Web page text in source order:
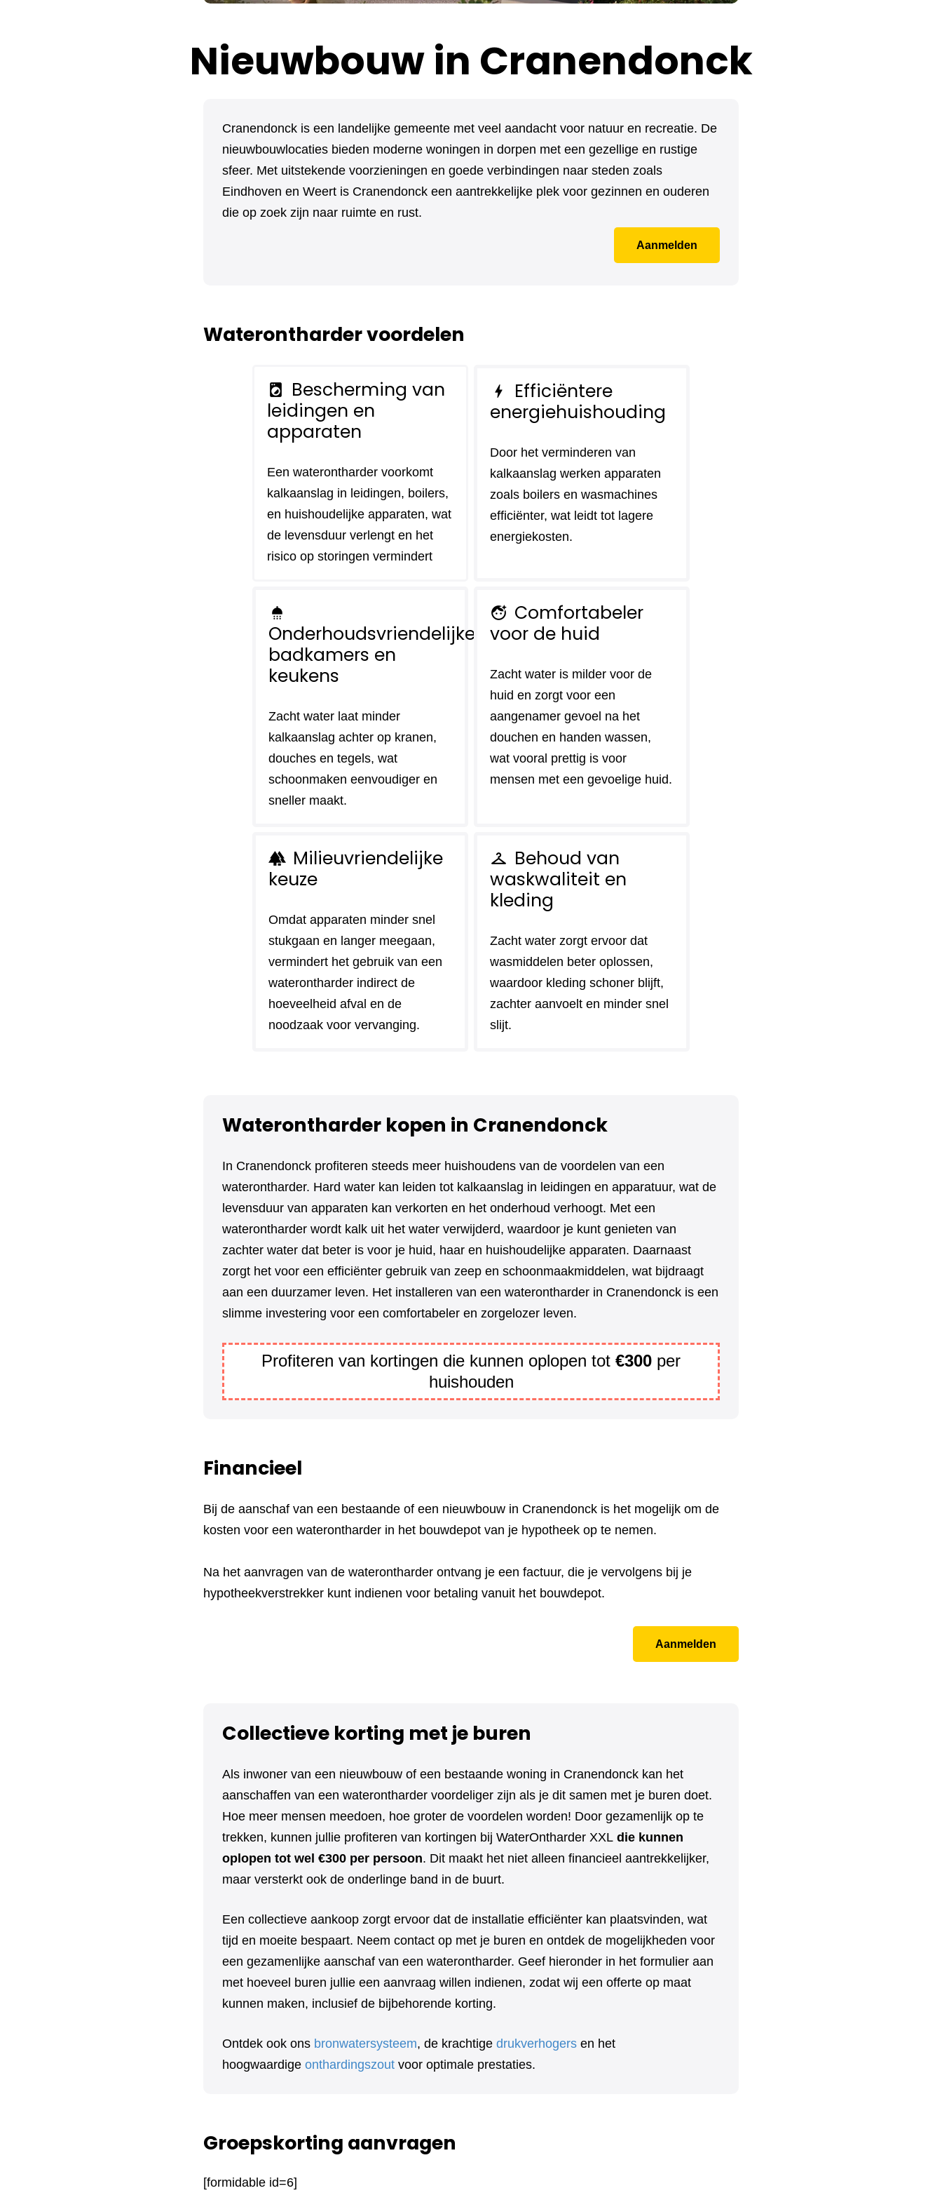
Nieuwbouw in Cranendonck
Cranendonck is een landelijke gemeente met veel aandacht voor natuur en recreatie. De
nieuwbouwlocaties bieden moderne woningen in dorpen met een gezellige en rustige
sfeer. Met uitstekende voorzieningen en goede verbindingen naar steden zoals
Eindhoven en Weert is Cranendonck een aantrekkelijke plek voor gezinnen en ouderen
die op zoek zijn naar ruimte en rust.
Aanmelden
Waterontharder voordelen
local_laundry_service
Bescherming van
leidingen en
apparaten
Een waterontharder voorkomt
kalkaanslag in leidingen, boilers,
en huishoudelijke apparaten, wat
de levensduur verlengt en het
risico op storingen vermindert
bolt
Efficiëntere
energiehuishouding
Door het verminderen van
kalkaanslag werken apparaten
zoals boilers en wasmachines
efficiënter, wat leidt tot lagere
energiekosten.
shower
Onderhoudsvriendelijke
badkamers en
keukens
Zacht water laat minder
kalkaanslag achter op kranen,
douches en tegels, wat
schoonmaken eenvoudiger en
sneller maakt.
face_retouching_natural Comfortabeler
voor de huid
Zacht water is milder voor de
huid en zorgt voor een
aangenamer gevoel na het
douchen en handen wassen,
wat vooral prettig is voor
mensen met een gevoelige huid.
forest Milieuvriendelijke
keuze
Omdat apparaten minder snel
stukgaan en langer meegaan,
vermindert het gebruik van een
waterontharder indirect de
hoeveelheid afval en de
noodzaak voor vervanging.
checkroom Behoud van
waskwaliteit en
kleding
Zacht water zorgt ervoor dat
wasmiddelen beter oplossen,
waardoor kleding schoner blijft,
zachter aanvoelt en minder snel
slijt.
Waterontharder kopen in Cranendonck
In Cranendonck profiteren steeds meer huishoudens van de voordelen van een
waterontharder. Hard water kan leiden tot kalkaanslag in leidingen en apparatuur, wat de
levensduur van apparaten kan verkorten en het onderhoud verhoogt. Met een
waterontharder wordt kalk uit het water verwijderd, waardoor je kunt genieten van
zachter water dat beter is voor je huid, haar en huishoudelijke apparaten. Daarnaast
zorgt het voor een efficiënter gebruik van zeep en schoonmaakmiddelen, wat bijdraagt
aan een duurzamer leven. Het installeren van een waterontharder in Cranendonck is een
slimme investering voor een comfortabeler en zorgelozer leven.
Profiteren van kortingen die kunnen oplopen tot €300 per
huishouden
Financieel
Bij de aanschaf van een bestaande of een nieuwbouw in Cranendonck is het mogelijk om de
kosten voor een waterontharder in het bouwdepot van je hypotheek op te nemen.
Na het aanvragen van de waterontharder ontvang je een factuur, die je vervolgens bij je
hypotheekverstrekker kunt indienen voor betaling vanuit het bouwdepot.
Aanmelden
Collectieve korting met je buren
Als inwoner van een nieuwbouw of een bestaande woning in Cranendonck kan het
aanschaffen van een waterontharder voordeliger zijn als je dit samen met je buren doet.
Hoe meer mensen meedoen, hoe groter de voordelen worden! Door gezamenlijk op te
trekken, kunnen jullie profiteren van kortingen bij WaterOntharder XXL die kunnen
oplopen tot wel €300 per persoon. Dit maakt het niet alleen financieel aantrekkelijker,
maar versterkt ook de onderlinge band in de buurt.
Een collectieve aankoop zorgt ervoor dat de installatie efficiënter kan plaatsvinden, wat
tijd en moeite bespaart. Neem contact op met je buren en ontdek de mogelijkheden voor
een gezamenlijke aanschaf van een waterontharder. Geef hieronder in het formulier aan
met hoeveel buren jullie een aanvraag willen indienen, zodat wij een offerte op maat
kunnen maken, inclusief de bijbehorende korting.
Ontdek ook ons bronwatersysteem, de krachtige drukverhogers en het
hoogwaardige onthardingszout voor optimale prestaties.
Groepskorting aanvragen
[formidable id=6]